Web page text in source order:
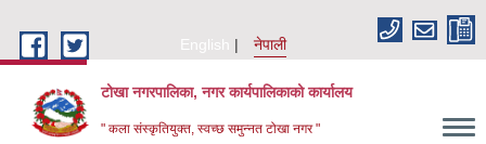
English
नेपाली
टोखा नगरपालिका, नगर कार्यपालिकाको कार्यालय
" कला संस्कृतियुक्त, स्वच्छ समुन्‍नत टोखा नगर "